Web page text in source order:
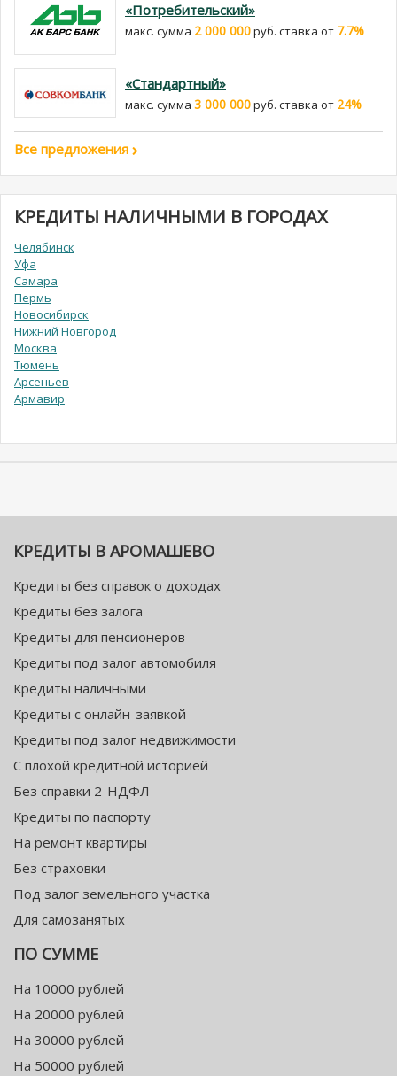
«Потребительский»
макс. сумма 2 000 000руб. cтавка от 7.7%
«Стандартный»
макс. сумма 3 000 000руб. cтавка от 24%
Все предложения
КРЕДИТЫ НАЛИЧНЫМИ В ГОРОДАХ
Челябинск
Уфа
Самара
Пермь
Новосибирск
Нижний Новгород
Москва
Тюмень
Арсеньев
Армавир
КРЕДИТЫ В АРОМАШЕВО
Кредиты без справок о доходах
Кредиты без залога
Кредиты для пенсионеров
Кредиты под залог автомобиля
Кредиты наличными
Кредиты с онлайн-заявкой
Кредиты под залог недвижимости
С плохой кредитной историей
Без справки 2-НДФЛ
Кредиты по паспорту
На ремонт квартиры
Без страховки
Под залог земельного участка
Для самозанятых
ПО СУММЕ
На 10000 рублей
На 20000 рублей
На 30000 рублей
На 50000 рублей